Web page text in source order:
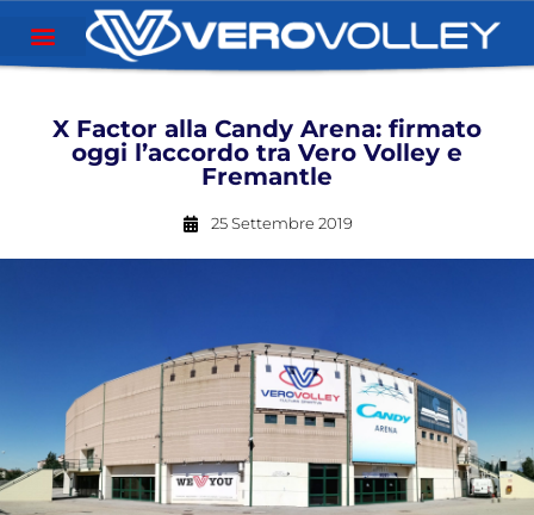
X Factor alla Candy Arena: firmato
oggi l’accordo tra Vero Volley e
Fremantle
25 Settembre 2019